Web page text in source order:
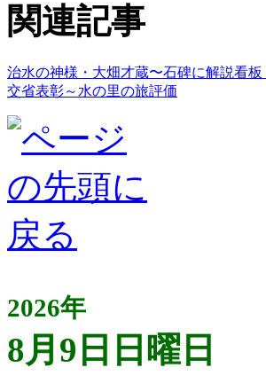
関連記事
治水の神様・大畑才蔵〜石碑に解説看
交省表彰～水の里の旅評価
2026年
8月9日日曜日